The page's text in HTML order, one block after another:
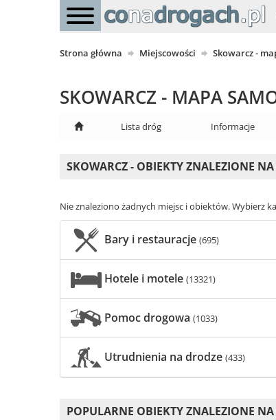
Strona główna Miejscowości Skowarcz -
SKOWARCZ - MAPA
Lista dróg Informacje
SKOWARCZ - OBIEKTY ZNALEZIONE
Nie znaleziono żadnych miejsc i obiektów. Wybierz
Bary i restauracje (695)
Hotele i motele (13321)
Pomoc drogowa (1033)
Utrudnienia na drodze (433)
POPULARNE OBIEKTY ZNALEZIONE